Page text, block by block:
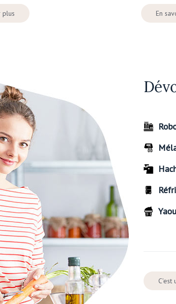
plus En
C'est